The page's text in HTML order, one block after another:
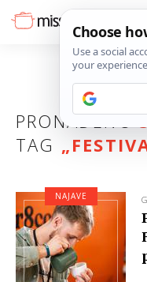
PRONAĐENO
TAG „
NAJAVE